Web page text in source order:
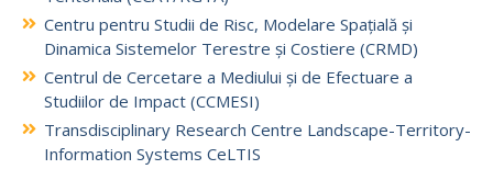
Centru pentru Studii de Risc, Modelare Spațială și
Dinamica Sistemelor Terestre și Costiere (CRMD)
Centrul de Cercetare a Mediului și de Efectuare a
Studiilor de Impact (CCMESI)
Transdisciplinary Research Centre Landscape-Territory-
Information Systems CeLTIS